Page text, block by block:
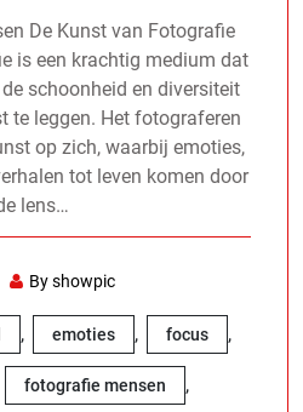
De Kunst van Fotografie
is een krachtig medium dat
schoonheid en diversiteit
te leggen. Het fotograferen
op zich, waarbij emoties,
tot leven komen door
lens…
By showpic
, emoties , focus ,
fotografie mensen ,